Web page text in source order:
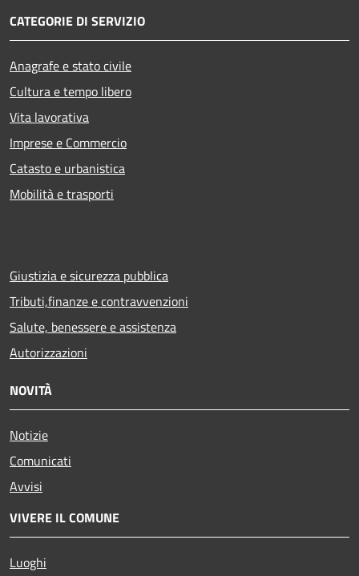
CATEGORIE DI SERVIZIO
Anagrafe e stato civile
Cultura e tempo libero
Vita lavorativa
Imprese e Commercio
Catasto e urbanistica
Mobilità e trasporti
Giustizia e sicurezza pubblica
Tributi,finanze e contravvenzioni
Salute, benessere e assistenza
Autorizzazioni
NOVITÀ
Notizie
Comunicati
Avvisi
VIVERE IL COMUNE
Luoghi